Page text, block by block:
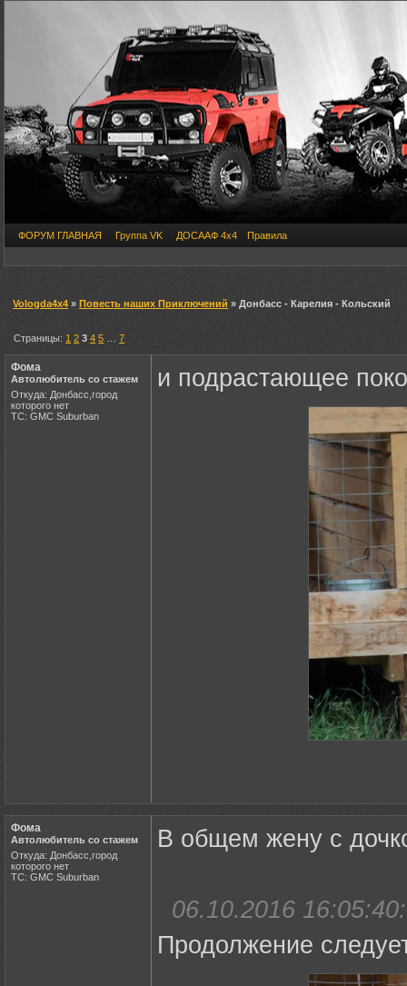
ФОРУМ ГЛАВНАЯ Группа VK ДОСААФ 4х4 Правила
Vologda4x4 » Повесть наших Приключений » Донбасс - Карелия - Кольский
Страницы: 1 2 3 4 5 …7
Фома
Автолюбитель со стажем
Откуда: Донбасс,город
которого нет
ТС: GMC Suburban
и подрастающее
Фома
Автолюбитель со стажем
Откуда: Донбасс,город
которого нет
ТС: GMC Suburban
В общем жену с
06.10.2016 16:05:40:
Продолжение